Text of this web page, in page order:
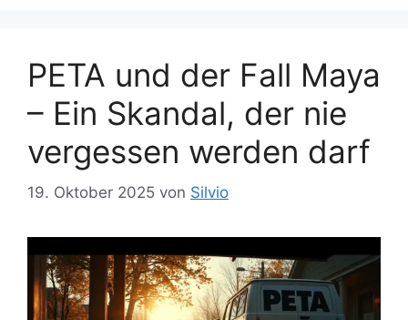
r
t
e
PETA und der Fall Maya
– Ein Skandal, der nie
vergessen werden darf
19. Oktober 2025 von Silvio